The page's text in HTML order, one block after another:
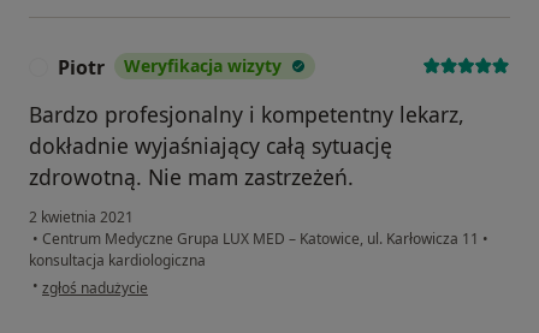
Piotr Weryfikacja wizyty
Bardzo profesjonalny i kompetentny lekarz,
dokładnie wyjaśniający całą sytuację
zdrowotną. Nie mam zastrzeżeń.
2 kwietnia 2021
• Centrum Medyczne Grupa LUX MED – Katowice, ul. Karłowicza 11 •
konsultacja kardiologiczna
• w opinii użytkownika Piotr
zgłoś nadużycie